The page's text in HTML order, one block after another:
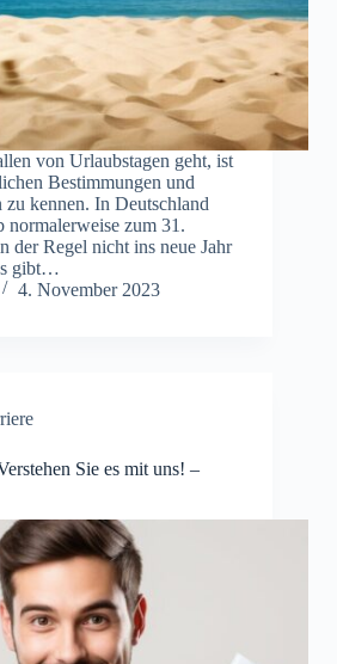
von Urlaubstagen geht, ist
Bestimmungen und
zu kennen. In Deutschland
normalerweise zum 31.
der Regel nicht ins neue Jahr
gibt…
4. November 2023
Sie es mit uns! –